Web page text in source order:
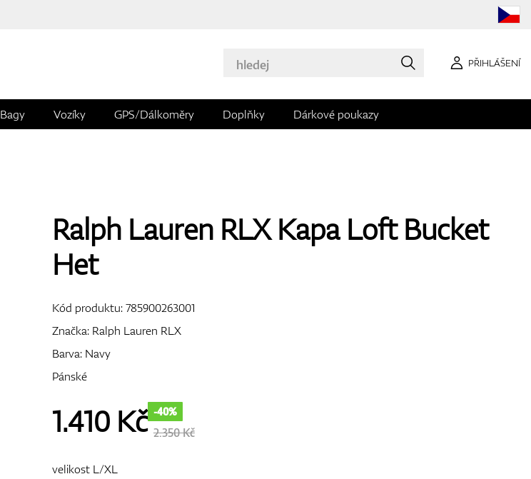
PŘIHLÁŠENÍ
Bagy Vozíky GPS/Dálkoměry Doplňky Dárkové poukazy
Ralph Lauren RLX Kapa Loft Bucket
Het
Kód produktu:785900263001
Značka: Ralph Lauren RLX
Barva: Navy
Pánské
1.410Kč -40%
2.350 Kč
velikost L/XL